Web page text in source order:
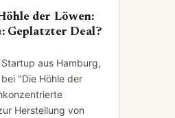
der Löwen:
Geplatzter Deal?
Startup aus Hamburg,
"Die Höhle der
Herstellung von